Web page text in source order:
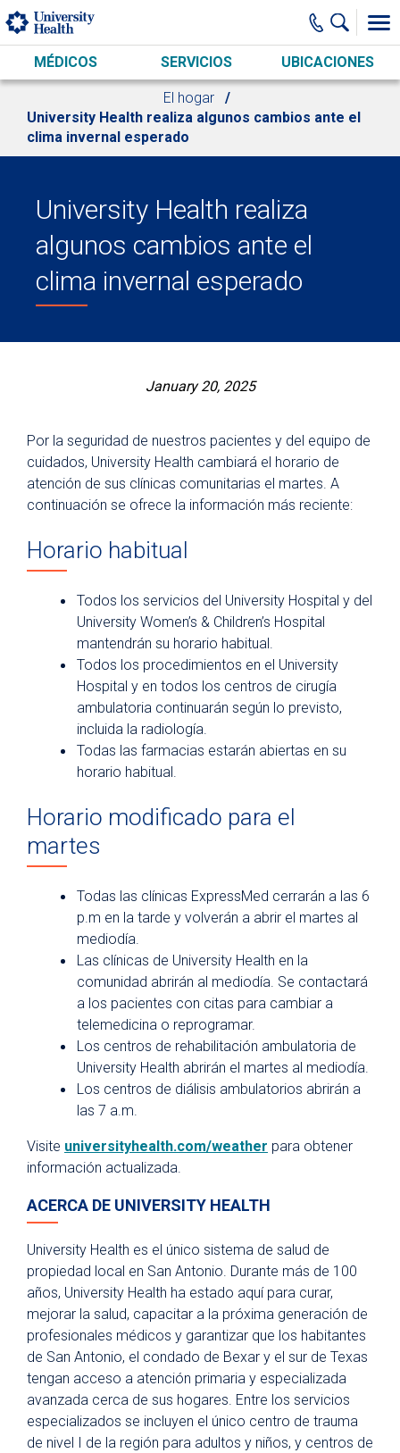
Skip to main content
MÉDICOS SERVICIOS UBICACIONES
El hogar
University Health realiza algunos cambios ante el
clima invernal esperado
University Health realiza
algunos cambios ante el
clima invernal esperado
January 20, 2025
Por la seguridad de nuestros pacientes y del equipo de
cuidados, University Health cambiará el horario de
atención de sus clínicas comunitarias el martes. A
continuación se ofrece la información más reciente:
Horario habitual
Todos los servicios del University Hospital y del
University Women’s & Children’s Hospital
mantendrán su horario habitual.
Todos los procedimientos en el University
Hospital y en todos los centros de cirugía
ambulatoria continuarán según lo previsto,
incluida la radiología.
Todas las farmacias estarán abiertas en su
horario habitual.
Horario modificado para el
martes
Todas las clínicas ExpressMed cerrarán a las 6
p.m en la tarde y volverán a abrir el martes al
mediodía.
Las clínicas de University Health en la
comunidad abrirán al mediodía. Se contactará
a los pacientes con citas para cambiar a
telemedicina o reprogramar.
Los centros de rehabilitación ambulatoria de
University Health abrirán el martes al mediodía.
Los centros de diálisis ambulatorios abrirán a
las 7 a.m.
Visite universityhealth.com/weather para obtener
información actualizada.
ACERCA DE UNIVERSITY HEALTH
University Health es el único sistema de salud de
propiedad local en San Antonio. Durante más de 100
años, University Health ha estado aquí para curar,
mejorar la salud, capacitar a la próxima generación de
profesionales médicos y garantizar que los habitantes
de San Antonio, el condado de Bexar y el sur de Texas
tengan acceso a atención primaria y especializada
avanzada cerca de sus hogares. Entre los servicios
especializados se incluyen el único centro de trauma
de nivel I de la región para adultos y niños, y centros de